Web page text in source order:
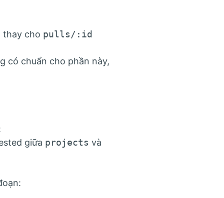
thay cho pulls/:id
có chuẩn cho phần này,
giữa projects và